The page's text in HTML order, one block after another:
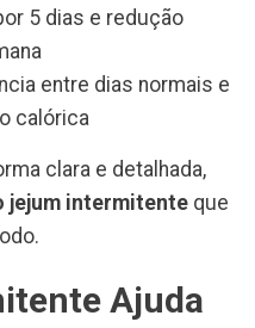
5 dias e redução
entre dias normais e
calórica
clara e detalhada,
jejum intermitenteque
Ajuda